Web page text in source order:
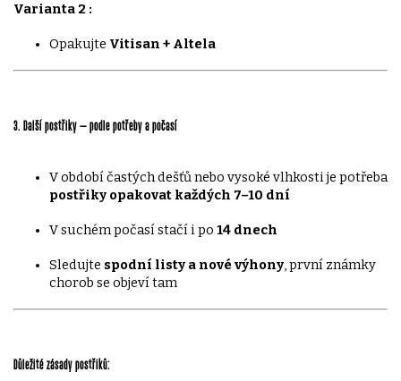
Varianta 2 :
Opakujte Vitisan + Altela
3. Další postřiky – podle potřeby a počasí
V období častých dešťů nebo vysoké vlhkosti je potřeba
postřiky opakovat každých 7–10 dní
V suchém počasí stačí i po 14 dnech
Sledujte spodní listy a nové výhony, první známky
chorob se objeví tam
Důležité zásady postřiků: